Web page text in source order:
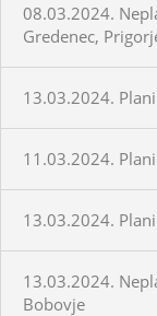
08.03.2024.
Gredenec,
13.03.2024.
11.03.2024.
13.03.2024.
13.03.2024.
Bobovje